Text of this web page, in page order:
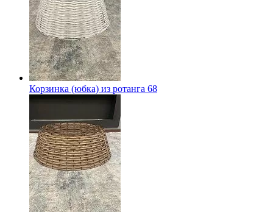
Корзинка (юбка) из ротанга 68